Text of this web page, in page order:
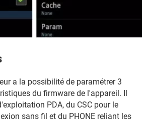
a la possibilité de paramétrer 3
du firmware de l'appareil. Il
PDA, du CSC pour le
sans fil et du PHONE reliant les